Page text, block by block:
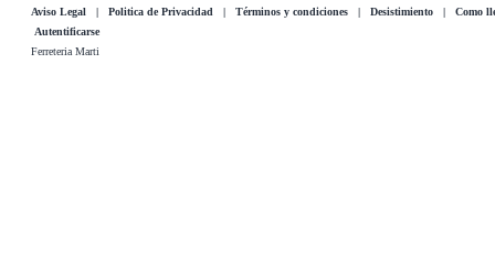
Aviso Legal | Politica de Privacidad | Términos y condiciones | Desistimiento | Como
Autentificarse
Ferreteria Marti